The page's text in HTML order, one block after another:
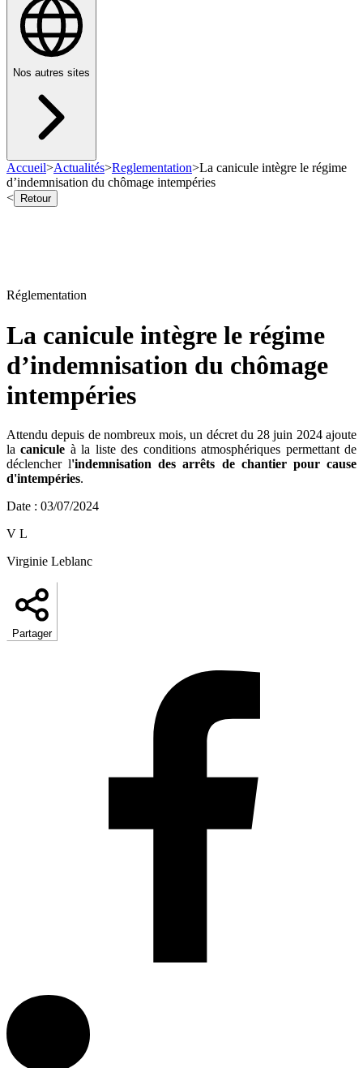
Nos autres sites
Accueil>Actualités>Reglementation>La canicule intègre le régime
d’indemnisation du chômage intempéries
<
Retour
Réglementation
La canicule intègre le régime
d’indemnisation du chômage
intempéries
Attendu depuis de nombreux mois, un décret du 28 juin 2024 ajoute
lacanicule à la liste des conditions atmosphériques permettant de
déclencher l'indemnisation des arrêts de chantier pour cause
d'intempéries.
Date : 03/07/2024
V L
Virginie Leblanc
Partager